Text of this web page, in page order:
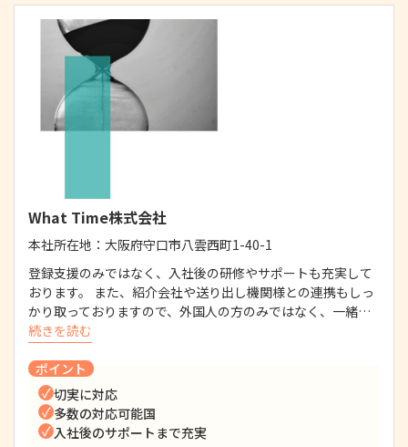
What Time株式会社
本社所在地： 大阪府守口市八雲西町1-40-1
登録支援のみではなく、入社後の研修やサポートも充実して
おります。 また、紹介会社や送り出し機関様との連携もしっ
かり取っておりますので、外国人の方のみではなく、一緒…
続きを読む
ポイント
切実に対応
多数の対応可能国
入社後のサポートまで充実